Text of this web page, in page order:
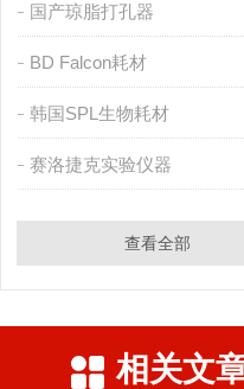
国产琼脂打孔器
BD Falcon耗材
韩国SPL生物耗材
赛洛捷克实验仪器
查看全部
相关文